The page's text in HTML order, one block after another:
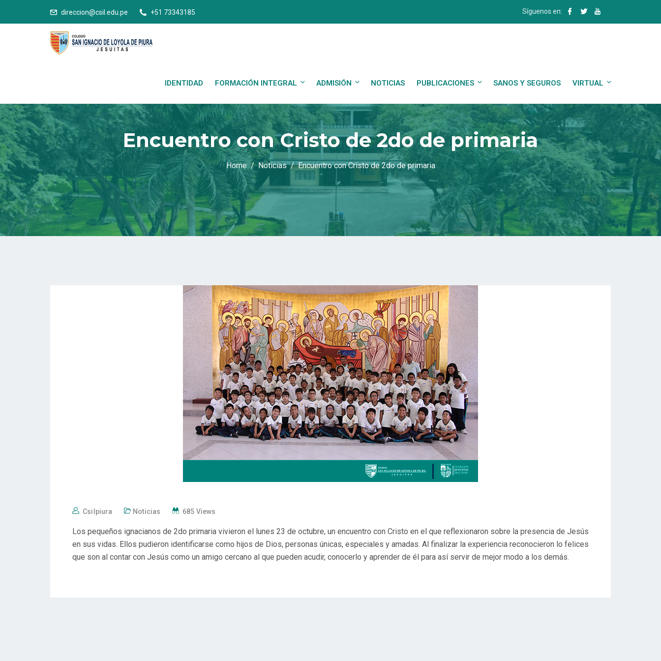
direccion@csil.edu.pe +51 73343185 Síguenos en:
IDENTIDAD FORMACIÓN INTEGRAL ADMISIÓN NOTICIAS PUBLICACIONES SANOS Y SEGUROS VIRTUAL
Encuentro con Cristo de 2do de primaria
Home Noticias Encuentro con Cristo de 2do de primaria
Csilpiura Noticias 685 Views
Los pequeños ignacianos de 2do primaria vivieron el lunes 23 de octubre, un encuentro con Cristo en el que reflexionaron sobre la presencia de Jesús
en sus vidas. Ellos pudieron identificarse como hijos de Dios, personas únicas, especiales y amadas. Al finalizar la experiencia reconocieron lo felices
que son al contar con Jesús como un amigo cercano al que pueden acudir, conocerlo y aprender de él para así servir de mejor modo a los demás.